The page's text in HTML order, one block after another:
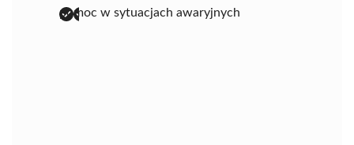
pomoc w sytuacjach awaryjnych